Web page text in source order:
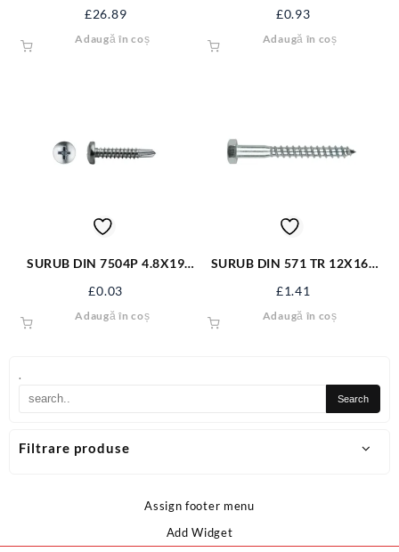
.
Filtrare produse
06786
£26.89
Adaugă în coș
£0.93
Adaugă în coș
SURUB DIN 7504P 4.8X19
£0.03
Adaugă în coș
SURUB DIN 571 TR 12X160
£1.41
Adaugă în coș
Assign footer menu
Add Widget